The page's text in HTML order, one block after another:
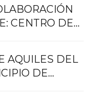
CENTRO DE
AQUILES DEL
DE